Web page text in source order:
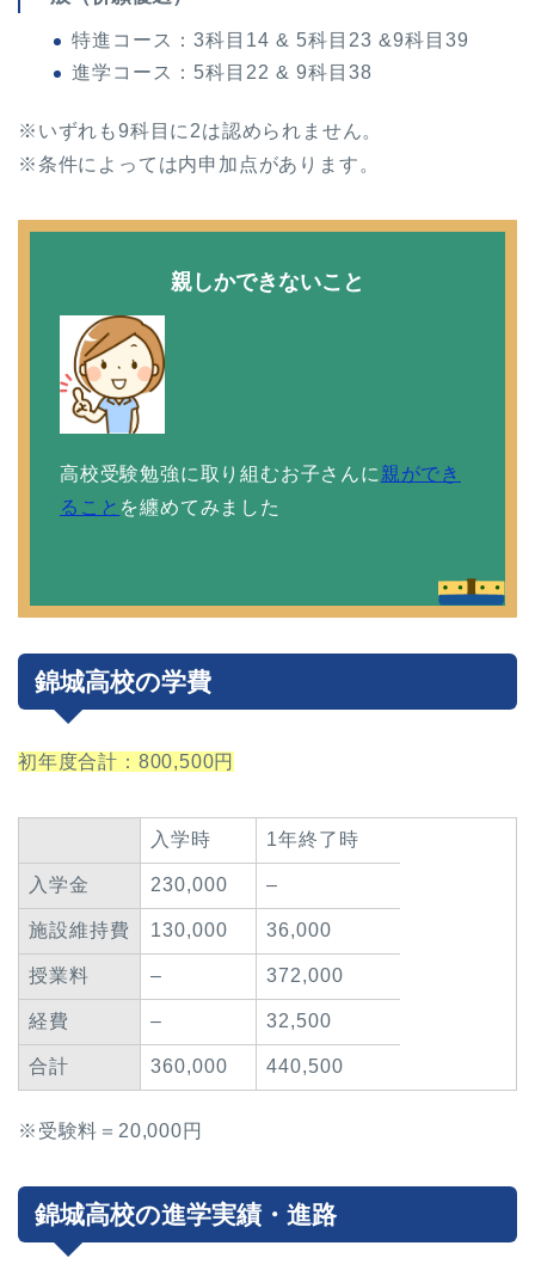
特進コース：3科目14 & 5科目23 &9科目39
進学コース：5科目22 & 9科目38
※いずれも9科目に2は認められません。
※条件によっては内申加点があります。
親しかできないこと
高校受験勉強に取り組むお子さんに親ができ
ること を纏めてみました
錦城高校の学費
初年度合計：800,500円
入学時 1年終了時
入学金 230,000 –
施設維持費 130,000 36,000
授業料 – 372,000
経費 – 32,500
合計 360,000 440,500
※受験料＝20,000円
錦城高校の進学実績・進路